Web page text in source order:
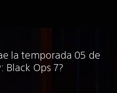
la temporada 05 de
Black Ops 7?